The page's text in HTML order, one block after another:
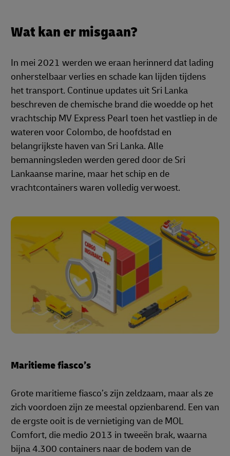
Wat kan er misgaan?
In mei 2021 werden we eraan herinnerd dat lading
onherstelbaar verlies en schade kan lijden tijdens
het transport. Continue updates uit Sri Lanka
beschreven de chemische brand die woedde op het
vrachtschip MV Express Pearl toen het vastliep in de
wateren voor Colombo, de hoofdstad en
belangrijkste haven van Sri Lanka. Alle
bemanningsleden werden gered door de Sri
Lankaanse marine, maar het schip en de
vrachtcontainers waren volledig verwoest.
Maritieme fiasco’s
Grote maritieme fiasco’s zijn zeldzaam, maar als ze
zich voordoen zijn ze meestal opzienbarend. Een van
de ergste ooit is de vernietiging van de MOL
Comfort, die medio 2013 in tweeën brak, waarna
bijna 4.300 containers naar de bodem van de